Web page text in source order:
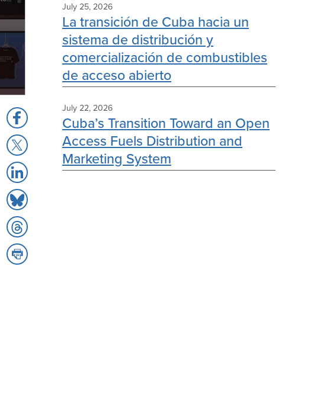
Share
to
Facebook
Share
to
X
Share
to
LinkedIn
Share
to
Bluesky
Share
to
Threads
Share
to
July 25, 2026
La transición de Cuba hacia un
sistema de distribución y
comercialización de combustibles
de acceso abierto
July 22, 2026
Cuba’s Transition Toward an Open
Access Fuels Distribution and
Marketing System